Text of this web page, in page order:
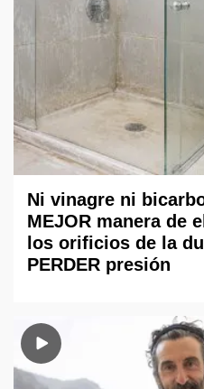
Ni vinagre ni
MEJOR manera de
los orificios de la
PERDER presión